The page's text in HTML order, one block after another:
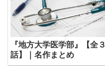
『地方大学医学部』【全３
話】｜名作まとめ